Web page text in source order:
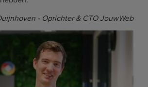
- Oprichter & CTO JouwWeb